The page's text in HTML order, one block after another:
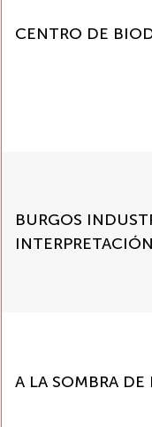
CENTRO DE
BURGOS
A LA SOMBRA DE